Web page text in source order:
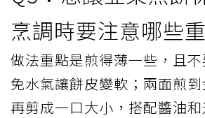
烹調時要注意哪些
做法重點是煎得薄一些，且
免水氣讓餅皮變軟；兩面煎到
再剪成一口大小，搭配醬油